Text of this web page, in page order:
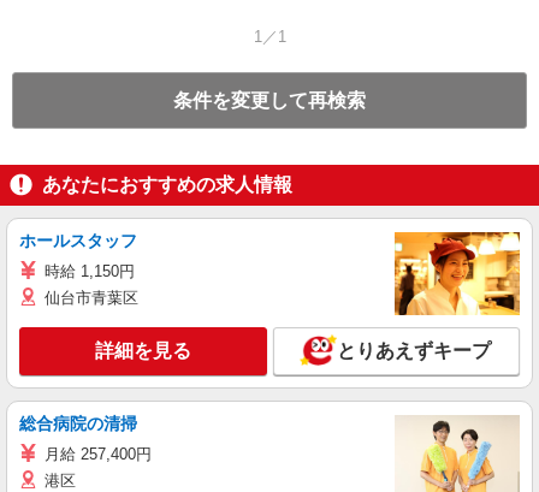
1／1
条件を変更して再検索
あなたにおすすめの求人情報
ホールスタッフ
時給 1,150円
仙台市青葉区
詳細を見る とりあえずキープ
総合病院の清掃
月給 257,400円
港区